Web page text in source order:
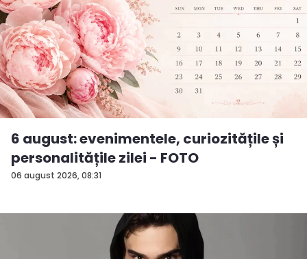
06 august 2026, 08:31
6 august: evenimentele, curiozitățile și
personalitățile zilei - FOTO